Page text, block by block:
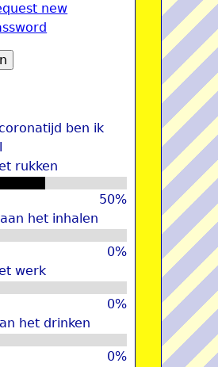
new
ben ik
rukken
50%
het inhalen
0%
werk
0%
het drinken
0%